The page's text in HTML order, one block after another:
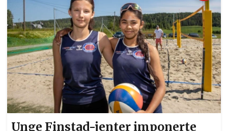
Unge Finstad-jenter imponerte